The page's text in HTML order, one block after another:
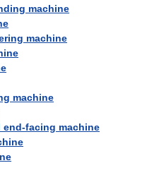
machine
machine
machine
facing machine